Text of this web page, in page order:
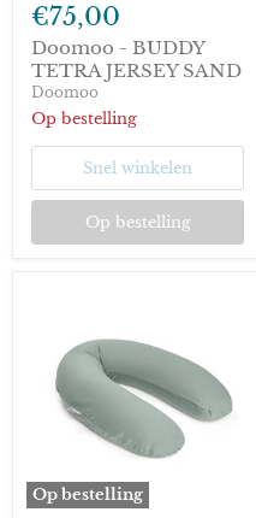
BUDDY
TETRA
JERSEY
SAND
€75,00
Doomoo - BUDDY
TETRA JERSEY SAND
Doomoo
Op bestelling
Snel winkelen
Op bestelling
Op bestelling